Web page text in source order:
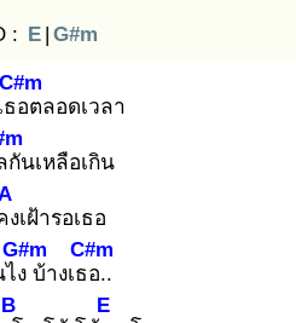
: E | G#m
ธอ
C#m
ตลอดเวลา
กันเหลือเกิน
งเฝ้ารอเธอ
ไง
G#m
บ้างเธอ
C#m
..
B
E